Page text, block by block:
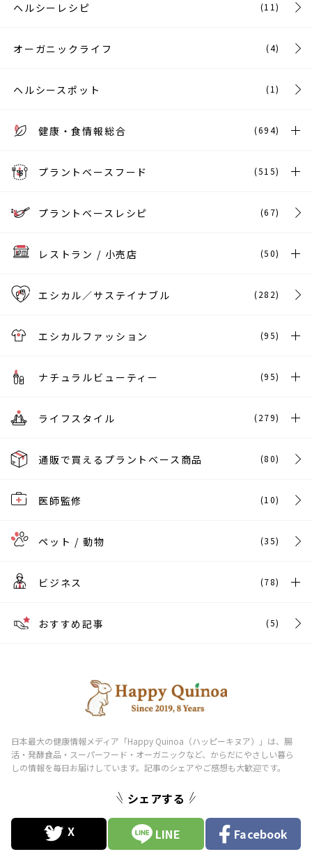
ヘルシーレシピ (11)
オーガニックライフ (4)
ヘルシースポット (1)
健康・食情報総合 (694)
プラントベースフード (515)
プラントベースレシピ (67)
レストラン / 小売店 (50)
エシカル／サステイナブル (282)
エシカルファッション (95)
ナチュラルビューティー (95)
ライフスタイル (279)
通販で買えるプラントベース商品 (80)
医師監修 (10)
ペット / 動物 (35)
ビジネス (78)
おすすめ記事 (5)
シェアする
LINE Facebook